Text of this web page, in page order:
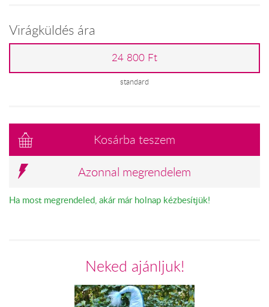
Virágküldés ára
24 800 Ft
standard
Kosárba teszem
Azonnal megrendelem
Ha most megrendeled, akár már holnap kézbesítjük!
Neked ajánljuk!